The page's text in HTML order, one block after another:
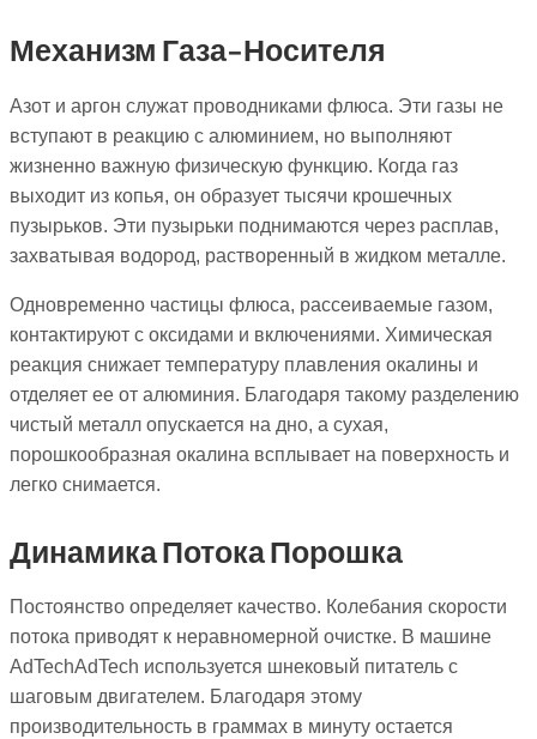
Механизм Газа-Носителя
Азот и аргон служат проводниками флюса. Эти газы не
вступают в реакцию с алюминием, но выполняют
жизненно важную физическую функцию. Когда газ
выходит из копья, он образует тысячи крошечных
пузырьков. Эти пузырьки поднимаются через расплав,
захватывая водород, растворенный в жидком металле.
Одновременно частицы флюса, рассеиваемые газом,
контактируют с оксидами и включениями. Химическая
реакция снижает температуру плавления окалины и
отделяет ее от алюминия. Благодаря такому разделению
чистый металл опускается на дно, а сухая,
порошкообразная окалина всплывает на поверхность и
легко снимается.
Динамика Потока Порошка
Постоянство определяет качество. Колебания скорости
потока приводят к неравномерной очистке. В машине
AdTechAdTech используется шнековый питатель с
шаговым двигателем. Благодаря этому
производительность в граммах в минуту остается